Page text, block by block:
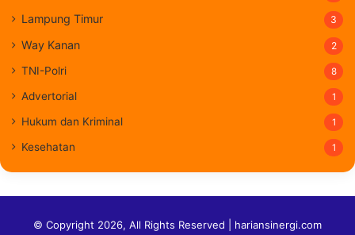
Lampung Timur 3
Way Kanan 2
TNI-Polri 8
Advertorial 1
Hukum dan Kriminal 1
Kesehatan 1
© Copyright 2026, All Rights Reserved | hariansinergi.com